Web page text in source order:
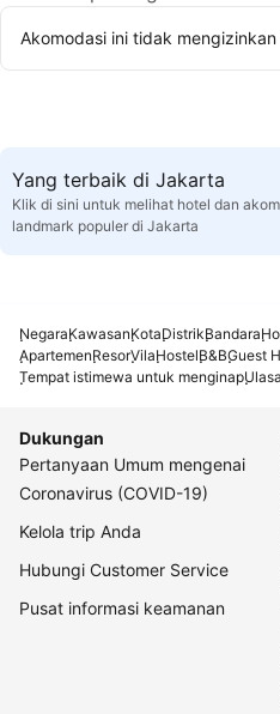
Akomodasi ini tidak
Yang terbaik di Jakarta
Klik di sini untuk melihat hotel dan
landmark populer di Jakarta
NegaraKawasanKotaDistrikBandara
ApartemenResorVilaHostelB&BGuest
Tempat istimewa untuk menginap
Dukungan
Pertanyaan Umum mengenai
Coronavirus (COVID-19)
Kelola trip Anda
Hubungi Customer Service
Pusat informasi keamanan